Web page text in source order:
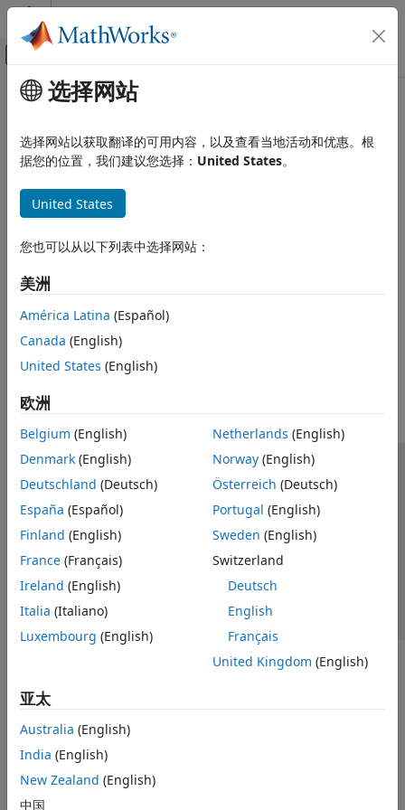
跳到内容
画布外导航菜单切换
文档主页
主要内容
选择网站
选择网站以获取翻译的可用内容，以及查看当地活动和优惠。根
据您的位置，我们建议您选择： United States。
United States
您也可以从以下列表中选择网站：
美洲
América Latina (Español)
Canada (English)
United States (English)
欧洲
Belgium (English)
Denmark (English)
Deutschland (Deutsch)
España (Español)
Finland (English)
France (Français)
Ireland (English)
Italia (Italiano)
Luxembourg (English)
Netherlands (English)
Norway(English)
Österreich (Deutsch)
Portugal (English)
Sweden (English)
Switzerland
Deutsch
English
Français
United Kingdom (English)
亚太
Australia (English)
India (English)
New Zealand (English)
中国
信任中心 商标 隐私政策 防盗版
应用程序状态
联系我们
© 1994-2026 The MathWorks, Inc.